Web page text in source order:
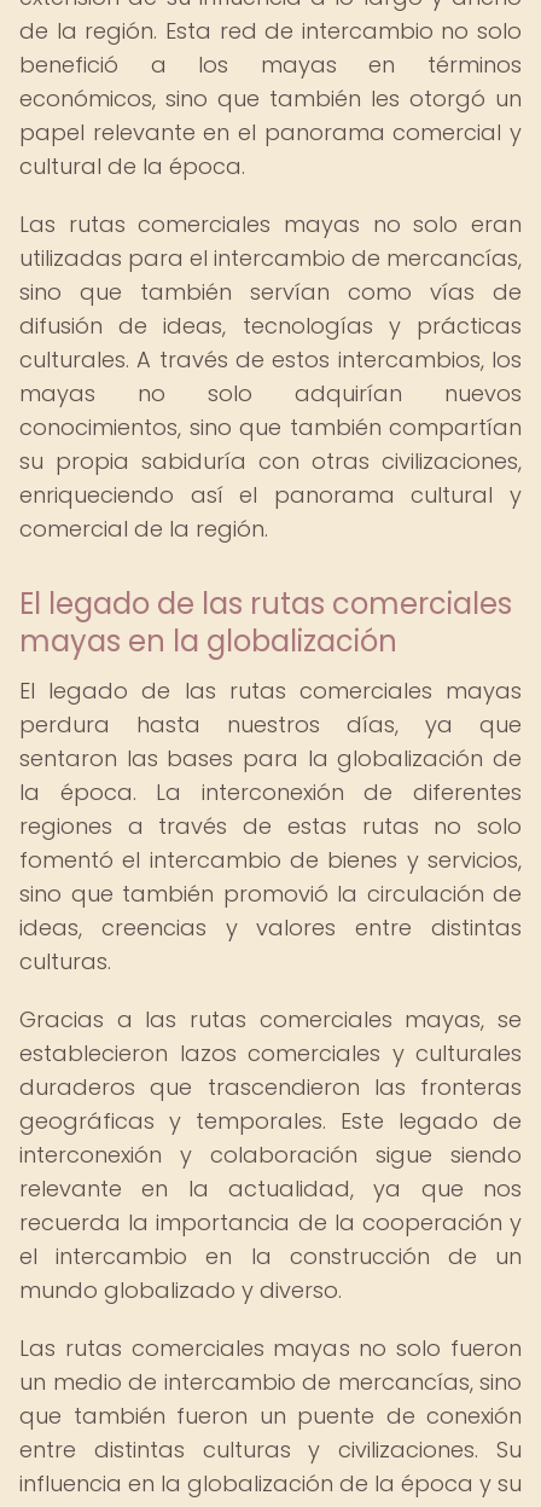
de la región. Esta red de intercambio no solo
benefició a los mayas en términos
económicos, sino que también les otorgó un
papel relevante en el panorama comercial y
cultural de la época.
Las rutas comerciales mayas no solo eran
utilizadas para el intercambio de mercancías,
sino que también servían como vías de
difusión de ideas, tecnologías y prácticas
culturales. A través de estos intercambios, los
mayas no solo adquirían nuevos
conocimientos, sino que también compartían
su propia sabiduría con otras civilizaciones,
enriqueciendo así el panorama cultural y
comercial de la región.
El legado de las rutas comerciales
mayas en la globalización
El legado de las rutas comerciales mayas
perdura hasta nuestros días, ya que
sentaron las bases para la globalización de
la época. La interconexión de diferentes
regiones a través de estas rutas no solo
fomentó el intercambio de bienes y servicios,
sino que también promovió la circulación de
ideas, creencias y valores entre distintas
culturas.
Gracias a las rutas comerciales mayas, se
establecieron lazos comerciales y culturales
duraderos que trascendieron las fronteras
geográficas y temporales. Este legado de
interconexión y colaboración sigue siendo
relevante en la actualidad, ya que nos
recuerda la importancia de la cooperación y
el intercambio en la construcción de un
mundo globalizado y diverso.
Las rutas comerciales mayas no solo fueron
un medio de intercambio de mercancías, sino
que también fueron un puente de conexión
entre distintas culturas y civilizaciones. Su
influencia en la globalización de la época y su